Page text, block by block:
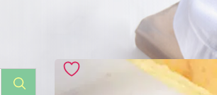
Recomendados